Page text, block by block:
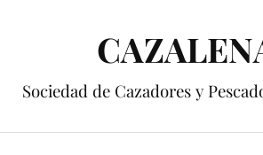
Sociedad de Cazadores y